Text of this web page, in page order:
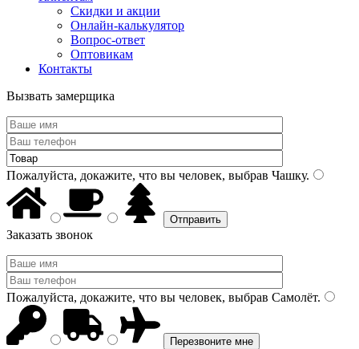
Скидки и акции
Онлайн-калькулятор
Вопрос-ответ
Оптовикам
Контакты
Вызвать замерщика
Пожалуйста, докажите, что вы человек, выбрав Чашку.
Заказать звонок
Пожалуйста, докажите, что вы человек, выбрав Самолёт.